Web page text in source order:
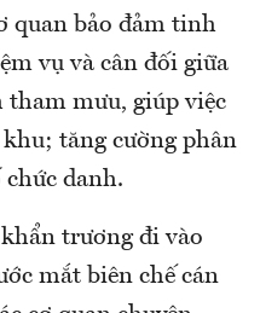
quan bảo đảm tinh
vụ và cân đối giữa
tham mưu, giúp việc
tăng cường phân
danh.
trương đi vào
mắt biên chế cán